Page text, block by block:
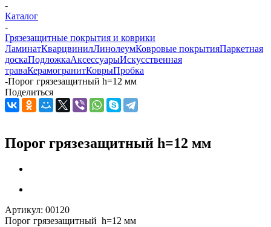
-
Каталог
-
Грязезащитные покрытия и коврики
ЛаминатКварцвинилЛинолеумКовровые покрытияПаркетная
доскаПодложкаАксессуарыИскусственная
траваКерамогранитКоврыПробка
-Порог грязезащитный h=12 мм
Поделиться
Порог грязезащитный h=12 мм
Артикул: 00120
Порог грязезащитный h=12 мм